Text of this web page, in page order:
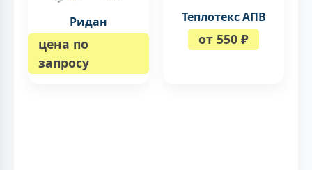
Ридан
цена по
запросу
Теплотекс АПВ
от 550 ₽